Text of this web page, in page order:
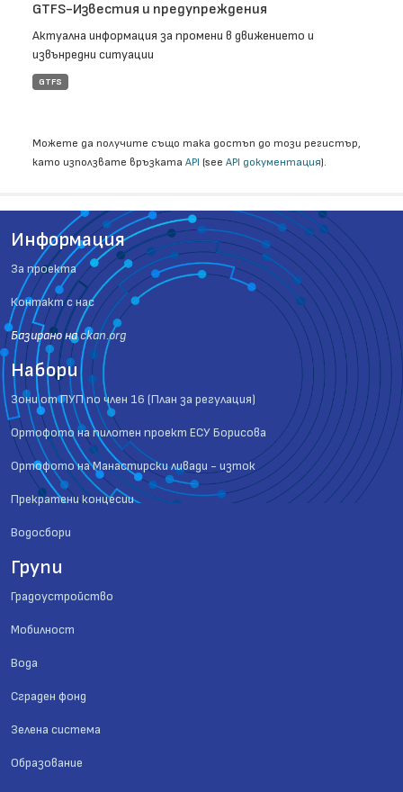
GTFS-Известия и предупреждения
Актуална информация за промени в движението и
извънредни ситуации
GTFS
Можете да получите също така достъп до този регистър,
като използвате връзката API (see API документация).
Информация
За проекта
Контакт с нас
Базиранo наckan.org
Набори
Зони от ПУП по член 16 (План за регулация)
Ортофото на пилотен проект ЕСУ Борисова
Ортофото на Манастирски ливади - изток
Прекратени концесии
Водосбори
Групи
Градоустройство
Мобилност
Вода
Сграден фонд
Зелена система
Образование